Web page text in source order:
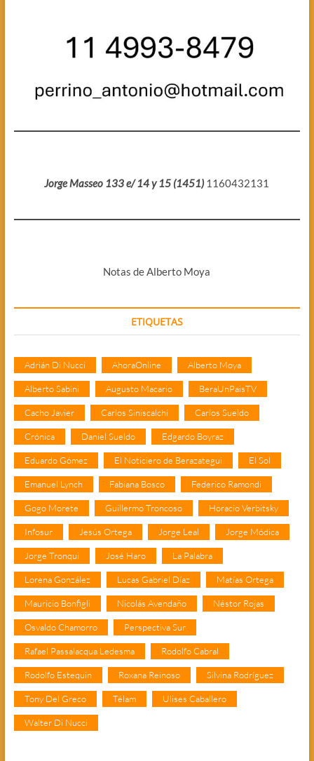
Jorge Masseo 133 e/ 14 y 15 (1451) 1160432131
Notas de Alberto Moya
ETIQUETAS
Adrián Di Nucci AhoraOnline Alberto Moya
Alberto Sabini Augusto Macario BeraUnPaisTV
Cacho Javier Carlos Siniscalchi Carlos Sueldo
Crónica Daniel Sueldo Edgardo Boyraz
Eduardo Gómez El Noticiero de Berazategui El Sol
Emanuel Lynch Fabiana Bosco Federico Ramondi
Gogo Morete Guillermo Troncoso Horacio Verbitsky
Infosur Jesús Ortega Jorge Leal Jorge Módica
Jorge Tronqui José Haro La Palabra
Lorena González Lucas Gabriel Díaz Matías Ortega
Mauricio Bonfigli Nicolás Avendaño Néstor Rojas
Osvaldo Chamorro Perspectiva Sur
Rafael Passalacqua Ledesma Rodolfo Cabral
Rodolfo Estequin Roxana Reinoso Silvina Rodríguez
Tony Del Greco Télam Ulises Caballero
Walter Di Nucci